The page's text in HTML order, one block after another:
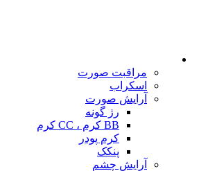
مراقبت صورت
اسکراب
آرایش صورت
رژ گونه
BB کرم ، CC کرم
کرم پودر
پنکک
آرایش چشم